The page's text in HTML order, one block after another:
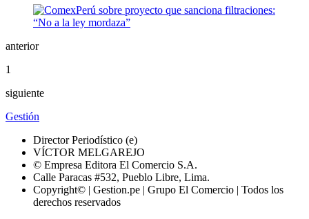
anterior
1
siguiente
Gestión
Director Periodístico (e)
VÍCTOR MELGAREJO
© Empresa Editora El Comercio S.A.
Calle Paracas #532, Pueblo Libre, Lima.
Copyright© | Gestion.pe | Grupo El Comercio | Todos los
derechos reservados